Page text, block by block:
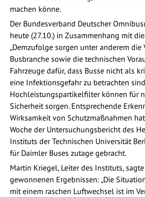
machen könne.
Der Bundesverband Deutscher
heute (27.10.) in Zusammenhang mit
„Demzufolge sorgen unter anderem die
Busbranche sowie die technischen
Fahrzeuge dafür, dass Busse nicht als
eine Infektionsgefahr zu betrachten
Hochleistungspartikelfilter können für
Sicherheit sorgen. Entsprechende
Wirksamkeit von Schutzmaßnahmen
Woche der Untersuchungsbericht des
Instituts der Technischen Universität
für Daimler Buses zutage gebracht.
Martin Kriegel, Leiter des Instituts,
gewonnenen Ergebnissen: „Die
mit einem raschen Luftwechsel ist im